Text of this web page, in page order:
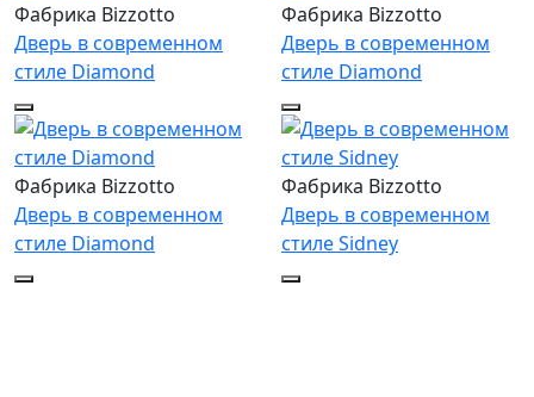
Фабрика Bizzotto
Дверь в современном
стиле Diamond
Фабрика Bizzotto
Дверь в современном
стиле Diamond
Фабрика Bizzotto
Дверь в современном
стиле Diamond
Фабрика Bizzotto
Дверь в современном
стиле Sidney